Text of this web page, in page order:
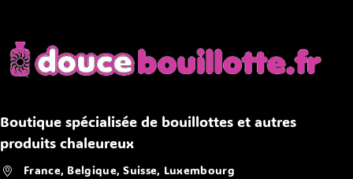
Boutique spécialisée de bouillottes et autres
produits chaleureux
France, Belgique, Suisse, Luxembourg